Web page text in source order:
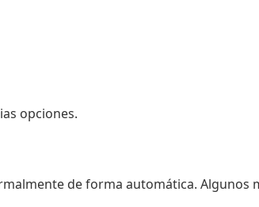
opciones.
de forma automática. Algunos